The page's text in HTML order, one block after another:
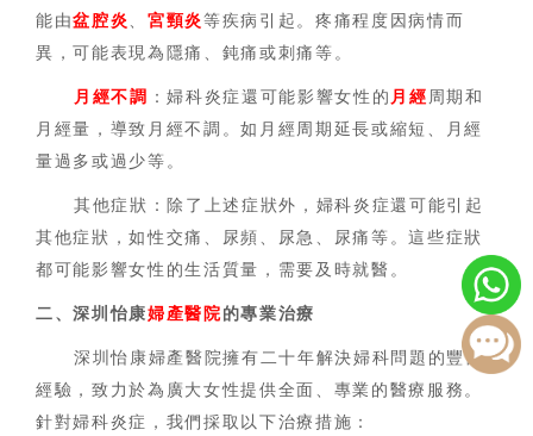
能由盆腔炎 、宮頸炎等疾病引起。疼痛程度因病情而
異，可能表現為隱痛、鈍痛或刺痛等。
月經不調 ：婦科炎症還可能影響女性的 月經 周期和
月經量，導致月經不調。如月經周期延長或縮短、月經
量過多或過少等。
其他症狀：除了上述症狀外，婦科炎症還可能引起
其他症狀，如性交痛、尿頻、尿急、尿痛等。這些症狀
都可能影響女性的生活質量，需要及時就醫。
二、深圳怡康婦產醫院的專業治療
深圳怡康婦產醫院擁有二十年解決婦科問題的豐富
經驗，致力於為廣大女性提供全面、專業的醫療服務。
針對婦科炎症，我們採取以下治療措施：